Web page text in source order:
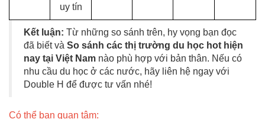
uy tín
Kết luận: Từ những so sánh trên, hy vọng bạn đọc
đã biết và So sánh các thị trường du học hot hiện
nay tại Việt Nam nào phù hợp với bản thân. Nếu có
nhu cầu du học ở các nước, hãy liên hệ ngay với
Double H để được tư vấn nhé!
Có thể bạn quan tâm: